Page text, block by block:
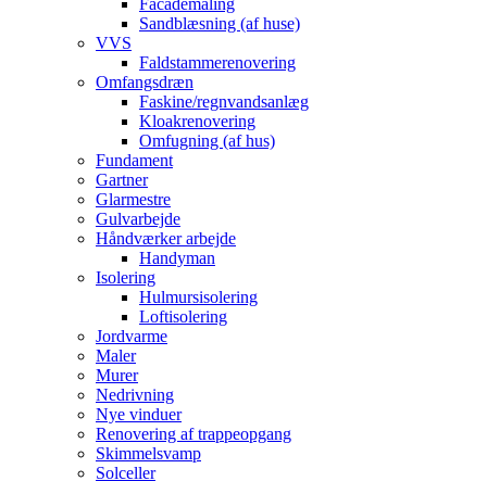
Facademaling
Sandblæsning (af huse)
VVS
Faldstammerenovering
Omfangsdræn
Faskine/regnvandsanlæg
Kloakrenovering
Omfugning (af hus)
Fundament
Gartner
Glarmestre
Gulvarbejde
Håndværker arbejde
Handyman
Isolering
Hulmursisolering
Loftisolering
Jordvarme
Maler
Murer
Nedrivning
Nye vinduer
Renovering af trappeopgang
Skimmelsvamp
Solceller